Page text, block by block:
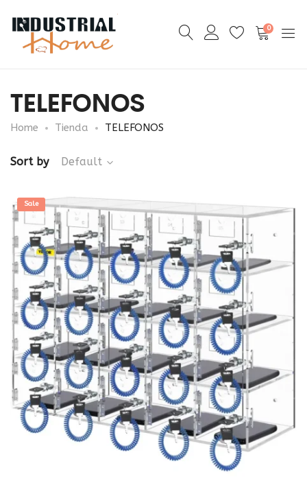
0
TELEFONOS
Home Tienda TELEFONOS
Sort by Default
Sale